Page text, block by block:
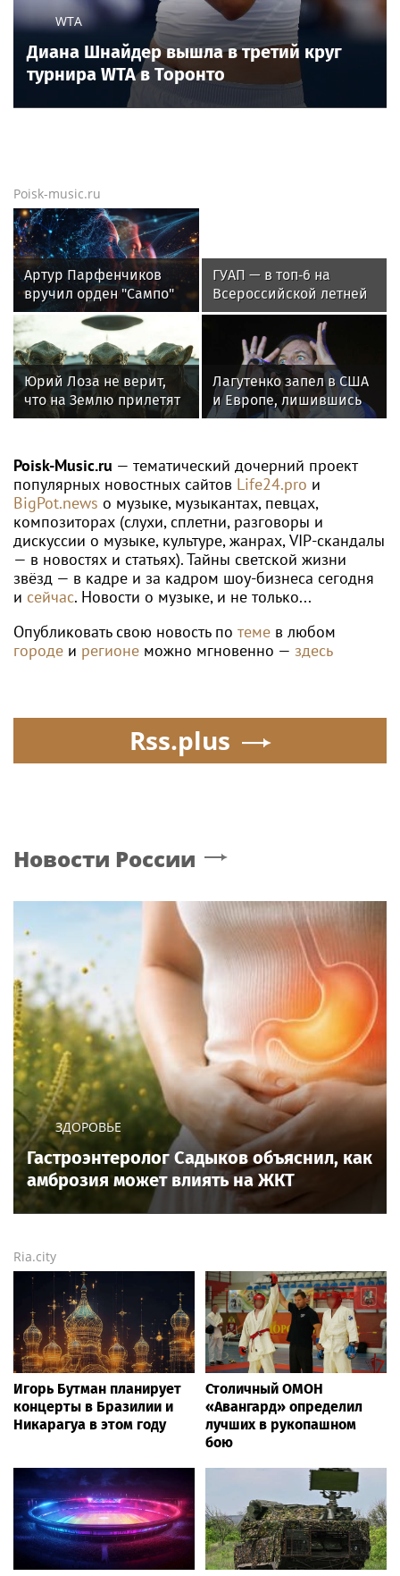
WTA
Диана Шнайдер вышла в третий круг
турнира WTA в Торонто
Poisk-music.ru
Артур Парфенчиков
вручил орден "Сампо"
семье Бориса Одлиса
ГУАП — в топ‑6 на
Всероссийской летней
Универсиаде по
спортивному
ориентированию
Юрий Лоза не верит,
что на Землю прилетят
инопланетяне
Лагутенко запел в США
и Европе, лишившись
дома в Малибу
Poisk-Music.ru — тематический дочерний проект
популярных новостных сайтов Life24.pro и
BigPot.news о музыке, музыкантах, певцах,
композиторах (слухи, сплетни, разговоры и
дискуссии о музыке, культуре, жанрах, VIP-скандалы
— в новостях и статьях). Тайны светской жизни
звёзд — в кадре и за кадром шоу-бизнеса сегодня
и сейчас. Новости о музыке, и не только...
Опубликовать свою новость по теме в любом
городе и регионе можно мгновенно — здесь
Rss.plus
Новости России
ЗДОРОВЬЕ
Гастроэнтеролог Садыков объяснил, как
амброзия может влиять на ЖКТ
Ria.city
Игорь Бутман планирует
концерты в Бразилии и
Никарагуа в этом году
Столичный ОМОН
«Авангард» определил
лучших в рукопашном
бою